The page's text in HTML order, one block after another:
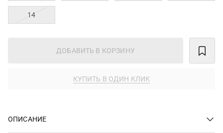
14
ДОБАВИТЬ В КОРЗИНУ
КУПИТЬ В ОДИН КЛИК
ОПИСАНИЕ